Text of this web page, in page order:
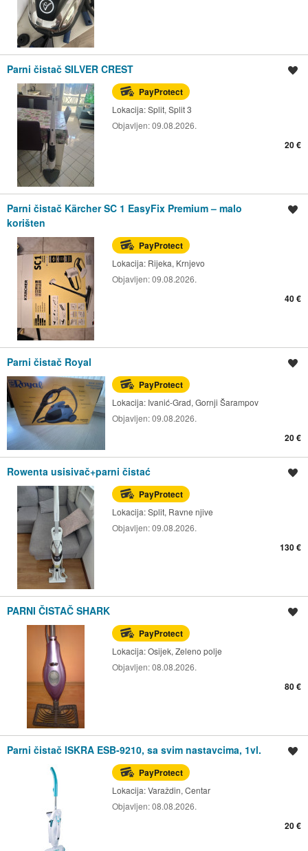
Parni čistač SILVER CREST
PayProtect
Lokacija:Split, Split 3
Objavljen:09.08.2026.
20 €
Parni čistač Kärcher SC 1 EasyFix Premium – malo
korišten
PayProtect
Lokacija: Rijeka, Krnjevo
Objavljen:09.08.2026.
40 €
Parni čistač Royal
PayProtect
Lokacija: Ivanić-Grad, Gornji Šarampov
Objavljen:09.08.2026.
20 €
Rowenta usisivač+parni čistać
PayProtect
Lokacija:Split, Ravne njive
Objavljen:09.08.2026.
130 €
PARNI ČISTAČ SHARK
PayProtect
Lokacija:Osijek, Zeleno polje
Objavljen:08.08.2026.
80 €
Parni čistač ISKRA ESB-9210, sa svim nastavcima, 1vl.
PayProtect
Lokacija:Varaždin, Centar
Objavljen:08.08.2026.
20 €